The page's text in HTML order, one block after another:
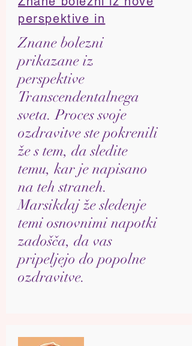
perspektive in
Znane bolezni
prikazane iz
perspektive
Transcendentalnega
sveta. Proces svoje
ozdravitve ste pokrenili
že s tem, da sledite
temu, kar je napisano
na teh straneh.
Marsikdaj že sledenje
temi osnovnimi napotki
zadošča, da vas
pripeljejo do popolne
ozdravitve.